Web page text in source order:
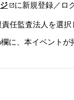
に新規登録／ロ
任監査法人を選択
に、本イベントが